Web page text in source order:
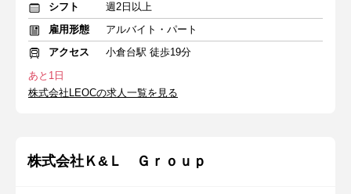
シフト
週2日以上
雇用形態
アルバイト・パート
アクセス
小倉台駅 徒歩19分
あと1日
株式会社LEOCの求人一覧を見る
株式会社Ｋ&Ｌ Ｇｒｏｕｐ